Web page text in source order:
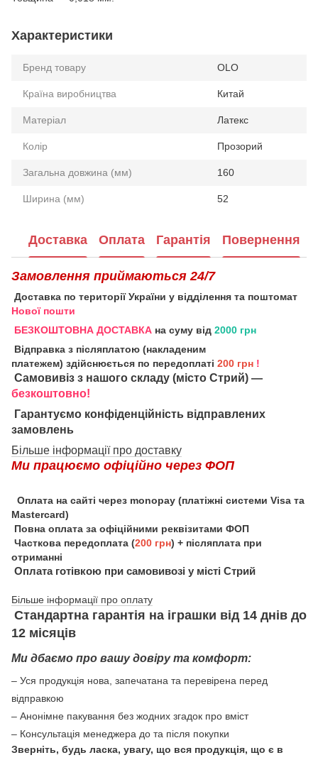
Характеристики
Бренд товару OLO
Країна виробництва Китай
Матеріал Латекс
Колір Прозорий
Загальна довжина (мм) 160
Ширина (мм) 52
Доставка Оплата Гарантія Повернення
Замовлення приймаються 24/7
Доставка по території України у відділення та поштомат
Нової пошти
БЕЗКОШТОВНА ДОСТАВКА на суму від 2000 грн
Відправка з післяплатою (накладеним
платежем) здійснюється по передоплаті 200 грн !
Самовивіз з нашого складу (місто Стрий) —
безкоштовно!
Гарантуємо конфіденційність відправлених
замовлень
Більше інформації про доставку
Ми працюємо офіційно через ФОП
Оплата на сайті через monopay (платіжні системи Visa та
Mastercard)
Повна оплата за офіційними реквізитами ФОП
Часткова передоплата (200 грн) + післяплата при
отриманні
Оплата готівкою при самовивозі у місті Стрий
Більше інформації про оплату
Стандартна гарантія на іграшки від 14 днів до
12 місяців
Ми дбаємо про вашу довіру та комфорт:
– Уся продукція нова, запечатана та перевірена перед
відправкою
– Анонімне пакування без жодних згадок про вміст
– Консультація менеджера до та після покупки
Зверніть, будь ласка, увагу, що вся продукція, що є в